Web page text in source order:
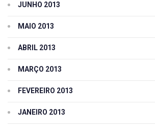
JUNHO 2013
MAIO 2013
ABRIL 2013
MARÇO 2013
FEVEREIRO 2013
JANEIRO 2013